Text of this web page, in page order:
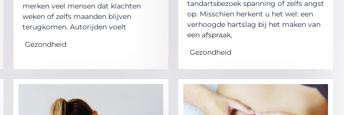
merken veel mensen dat klachten
weken of zelfs maanden blijven
terugkomen. Autorijden voelt
Gezondheid
tandartsbezoek spanning of zelfs angst
op. Misschien herkent u het wel: een
verhoogde hartslag bij het maken van
een afspraak,
Gezondheid